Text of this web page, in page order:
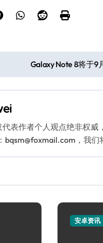
Galaxy Note 8将于9
表作者个人观点绝非权威
，我们
安卓资讯